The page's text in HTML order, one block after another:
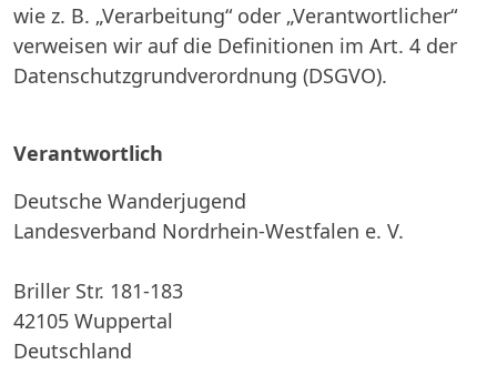
wie z. B. „Verarbeitung“ oder „Verantwortlicher“
verweisen wir auf die Definitionen im Art. 4 der
Datenschutzgrundverordnung (DSGVO).
Verantwortlich
Deutsche Wanderjugend
Landesverband Nordrhein-Westfalen e. V.
Briller Str. 181-183
42105 Wuppertal
Deutschland